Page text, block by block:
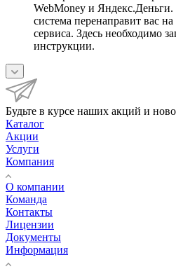
WebMoney и
система перенаправит вас
сервиса. Здесь необходимо
инструкции.
Будьте в курсе наших акций и
Каталог
Акции
Услуги
Компания
О компании
Команда
Контакты
Лицензии
Документы
Информация